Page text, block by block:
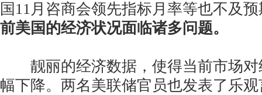
国11月咨商会领先指标月率等也不及
前美国的经济状况面临诸多问题。
靓丽的经济数据，使得当前市场对
幅下降。两名美联储官员也发表了乐